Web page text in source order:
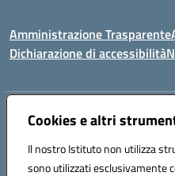
Cookies e altri
Il nostro Istituto non utilizza
sono utilizzati esclusivamente
Amministrazione Trasparente
Dichiarazione di accessibilità
Indirizzo:Via Coniugi Crigna – Cap.
Posta elettronica certificata (PEC):